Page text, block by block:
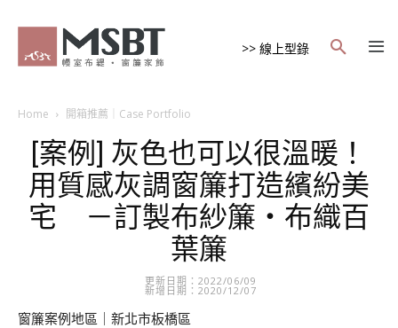
>> 線上型錄
Home 開箱推薦｜Case Portfolio
[案例] 灰色也可以很溫暖！
用質感灰調窗簾打造繽紛美
宅 －訂製布紗簾・布織百
葉簾
更新日期：2022/06/09
新增日期：2020/12/07
窗簾案例地區｜新北市板橋區